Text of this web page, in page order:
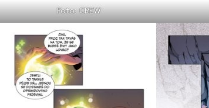
Foto: CREW